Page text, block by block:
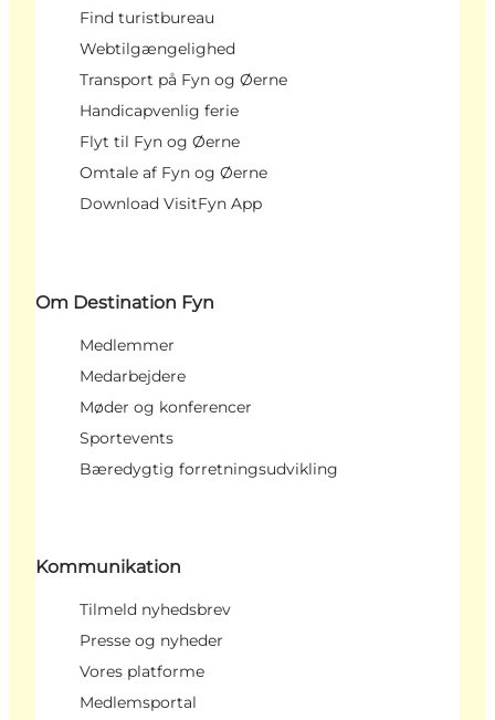
Find turistbureau
Webtilgængelighed
Transport på Fyn og Øerne
Handicapvenlig ferie
Flyt til Fyn og Øerne
Omtale af Fyn og Øerne
Download VisitFyn App
Om Destination Fyn
Medlemmer
Medarbejdere
Møder og konferencer
Sportevents
Bæredygtig forretningsudvikling
Kommunikation
Tilmeld nyhedsbrev
Presse og nyheder
Vores platforme
Medlemsportal